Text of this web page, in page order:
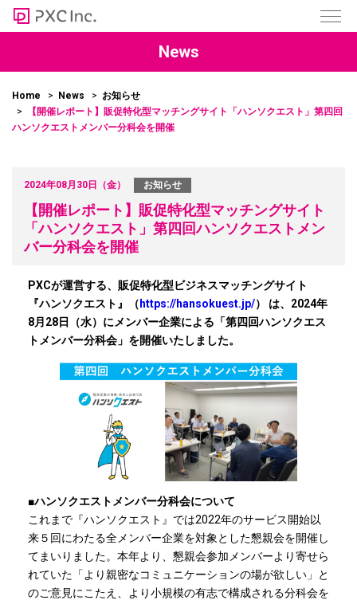
News
Home News
お知らせ
【開催レポート】販促特化型マッチングサイト「ハンソクエスト」第四回
ハンソクエストメンバー分科会を開催
2024年08月30日（金） お知らせ
【開催レポート】販促特化型マッチングサイト
「ハンソクエスト」第四回ハンソクエストメン
バー分科会を開催
PXCが運営する、販促特化型ビジネスマッチングサイト
『ハンソクエスト』（ https://hansokuest.jp/） は、2024年
8月28日（水）にメンバー企業による「第四回ハンソクエス
トメンバー分科会」を開催いたしました。
■ハンソクエストメンバー分科会について
これまで『ハンソクエスト』では2022年のサービス開始以
来５回にわたる全メンバー企業を対象とした懇親会を開催し
てまいりました。本年より、懇親会参加メンバーより寄せら
れていた「より親密なコミュニケーションの場が欲しい」と
のご意見にこたえ、より小規模の有志で構成される分科会を